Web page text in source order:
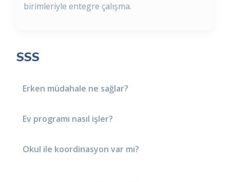
birimleriyle entegre çalışma.
SSS
Erken müdahale ne sağlar?
Ev programı nasıl işler?
Okul ile koordinasyon var mı?